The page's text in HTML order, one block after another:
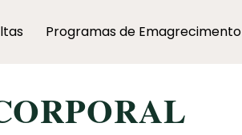
Programas de Emagrecimento